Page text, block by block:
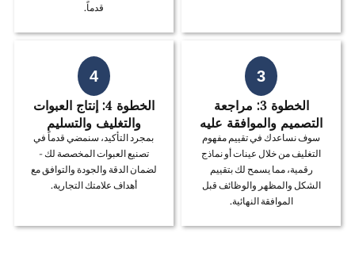
قدماً.
3
الخطوة 3: مراجعة
التصميم والموافقة عليه
سوف نساعدك في تقييم مفهوم
التغليف من خلال عينات أو نماذج
رقمية، مما يسمح لك بتقييم
الشكل والمظهر والوظائف قبل
الموافقة النهائية.
4
الخطوة 4: إنتاج العبوات
والتغليف والتسليم
بمجرد التأكيد، سنمضي قدماً في
تصنيع العبوات المخصصة لك -
لضمان الدقة والجودة والتوافق مع
أهداف علامتك التجارية.